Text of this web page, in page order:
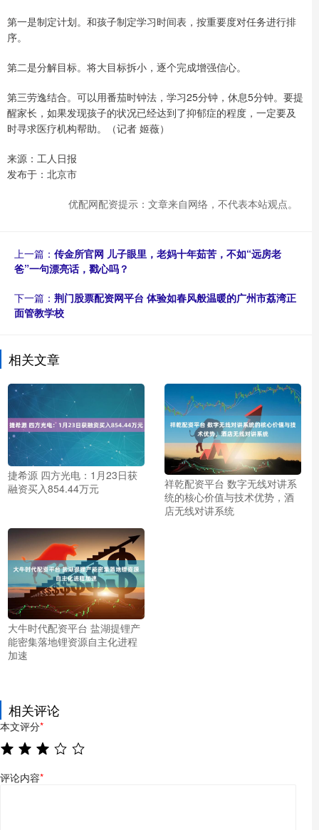
第一是制定计划。和孩子制定学习时间表，按重要度对任务进行排
序。
第二是分解目标。将大目标拆小，逐个完成增强信心。
第三劳逸结合。可以用番茄时钟法，学习25分钟，休息5分钟。要提
醒家长，如果发现孩子的状况已经达到了抑郁症的程度，一定要及
时寻求医疗机构帮助。（记者 姬薇）
来源：工人日报
发布于：北京市
优配网配资提示：文章来自网络，不代表本站观点。
上一篇： 传金所官网 儿子眼里，老妈十年茹苦，不如“远房老
爸”一句漂亮话，戳心吗？
下一篇： 荆门股票配资网平台 体验如春风般温暖的广州市荔湾正
面管教学校
相关文章
捷希源 四方光电：1月23日获
融资买入854.44万元
祥乾配资平台 数字无线对讲系
统的核心价值与技术优势，酒
店无线对讲系统
大牛时代配资平台 盐湖提锂产
能密集落地锂资源自主化进程
加速
相关评论
本文评分*
评论内容*